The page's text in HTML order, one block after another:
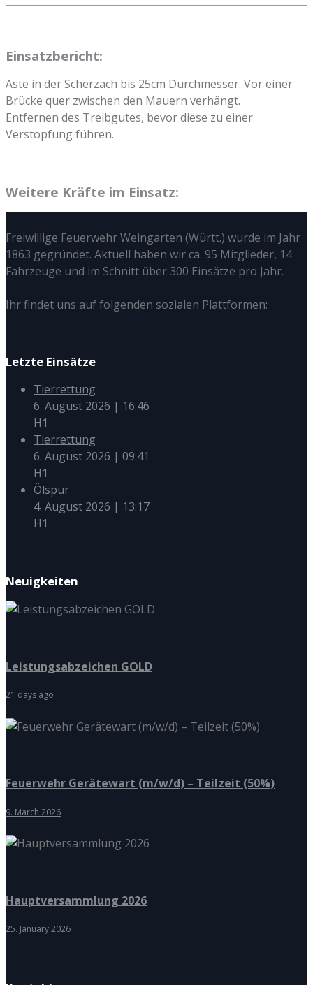
Einsatzbericht:
Äste in der Scherzach bis 25cm Durchmesser. Vor einer
Brücke quer zwischen den Mauern verhängt.
Entfernen des Treibgutes, bevor diese zu einer
Verstopfung führen.
Weitere Kräfte im Einsatz:
Freiwillige Feuerwehr Weingarten (Württ.) wurde im Jahr
1863 gegründet. Aktuell haben wir ca. 95 Mitglieder, 14
Fahrzeuge und im Schnitt über 300 Einsätze pro Jahr.
Ihr findet uns auf folgenden sozialen Plattformen:
Letzte Einsätze
Tierrettung
6. August 2026 | 16:46
H1
Tierrettung
6. August 2026 | 09:41
H1
Ölspur
4. August 2026 | 13:17
H1
Neuigkeiten
Leistungsabzeichen GOLD
21 days ago
Feuerwehr Gerätewart (m/w/d) – Teilzeit (50%)
9. March 2026
Hauptversammlung 2026
25. January 2026